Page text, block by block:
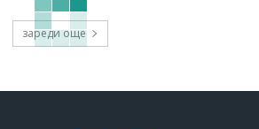
зареди още